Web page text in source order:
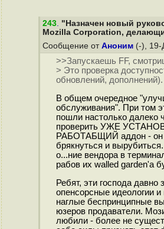
243. "Назначен новый
Mozilla Corporation,
Сообщение от Аноним (-), 19-
>>Запускаешь FF,
> Это проверка
обновлений, дополнений).
В общем очередное
обслуживания". При том
пошли настолько далеко
проверить УЖЕ
РАБОТАБЩИЙ аддон - он
брякнуться и
о...ние вендора в
рабов их walled garden'a
Ребят, эти господа
опенсорсные идеологии
наглые беспринципные
юзеров продаватели.
любили - более не